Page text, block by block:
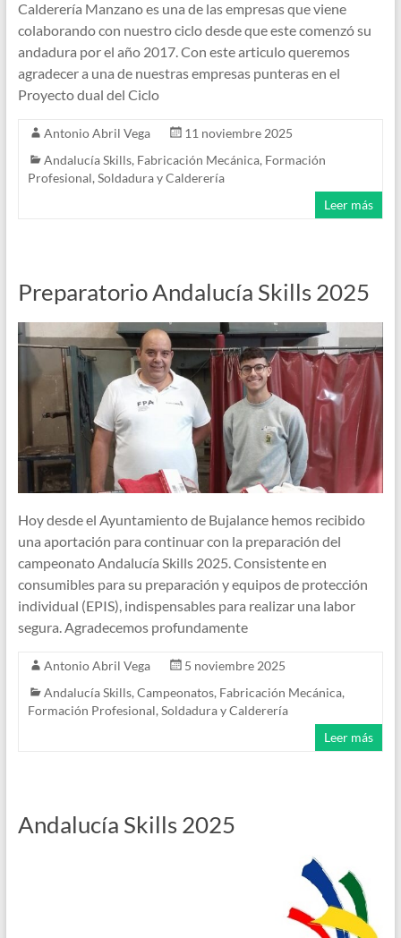
Calderería Manzano es una de las empresas que viene
colaborando con nuestro ciclo desde que este comenzó su
andadura por el año 2017. Con este articulo queremos
agradecer a una de nuestras empresas punteras en el
Proyecto dual del Ciclo
Antonio Abril Vega
11 noviembre 2025
Andalucía Skills, Fabricación Mecánica, Formación
Profesional, Soldadura y Calderería
Leer más
Preparatorio Andalucía Skills 2025
Hoy desde el Ayuntamiento de Bujalance hemos recibido
una aportación para continuar con la preparación del
campeonato Andalucía Skills 2025. Consistente en
consumibles para su preparación y equipos de protección
individual (EPIS), indispensables para realizar una labor
segura. Agradecemos profundamente
Antonio Abril Vega
5 noviembre 2025
Andalucía Skills, Campeonatos, Fabricación Mecánica,
Formación Profesional, Soldadura y Calderería
Leer más
Andalucía Skills 2025